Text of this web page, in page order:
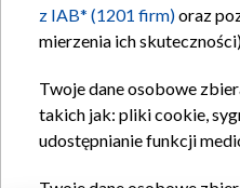
z IAB* (1201 firm)oraz
mierzenia ich
Twoje dane osobowe
takich jak: pliki cookie,
udostępnianie funkcji